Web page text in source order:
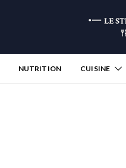
NUTRITION CUISINE